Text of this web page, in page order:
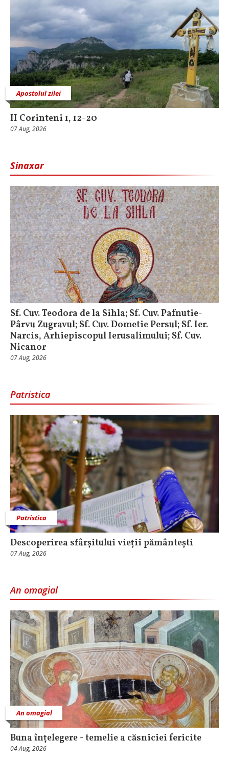
Apostolul zilei
II Corinteni 1, 12-20
07 Aug, 2026
Sinaxar
Sf. Cuv. Teodora de la Sihla; Sf. Cuv. Pafnutie-
Pârvu Zugravul; Sf. Cuv. Dometie Persul; Sf. Ier.
Narcis, Arhiepiscopul Ierusalimului; Sf. Cuv.
Nicanor
07 Aug, 2026
Patristica
Patristica
Descoperirea sfârșitului vieții pământești
07 Aug, 2026
An omagial
An omagial
Buna înțelegere - temelie a căsniciei fericite
04 Aug, 2026